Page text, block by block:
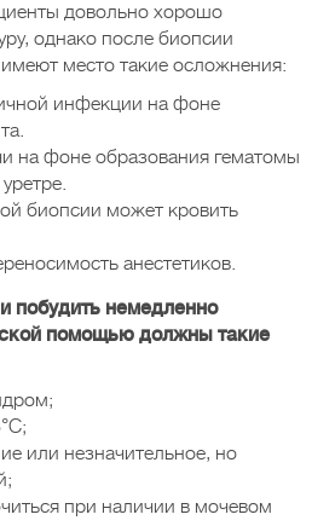
довольно хорошо
однако после биопсии
место такие осложнения:
инфекции на фоне
на фоне образования гематомы
биопсии может кровить
анестетиков.
побудить немедленно
помощью должны такие
или незначительное, но
при наличии в мочевом